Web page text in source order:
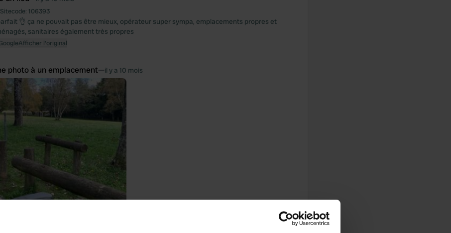
Sitecode: 106393
👌 ça ne pouvait pas être mieux, opérateur super sympa, emplacements propres et
sanitaires également très propres
Afficher l'original
photo à un emplacement—il y a 10 mois